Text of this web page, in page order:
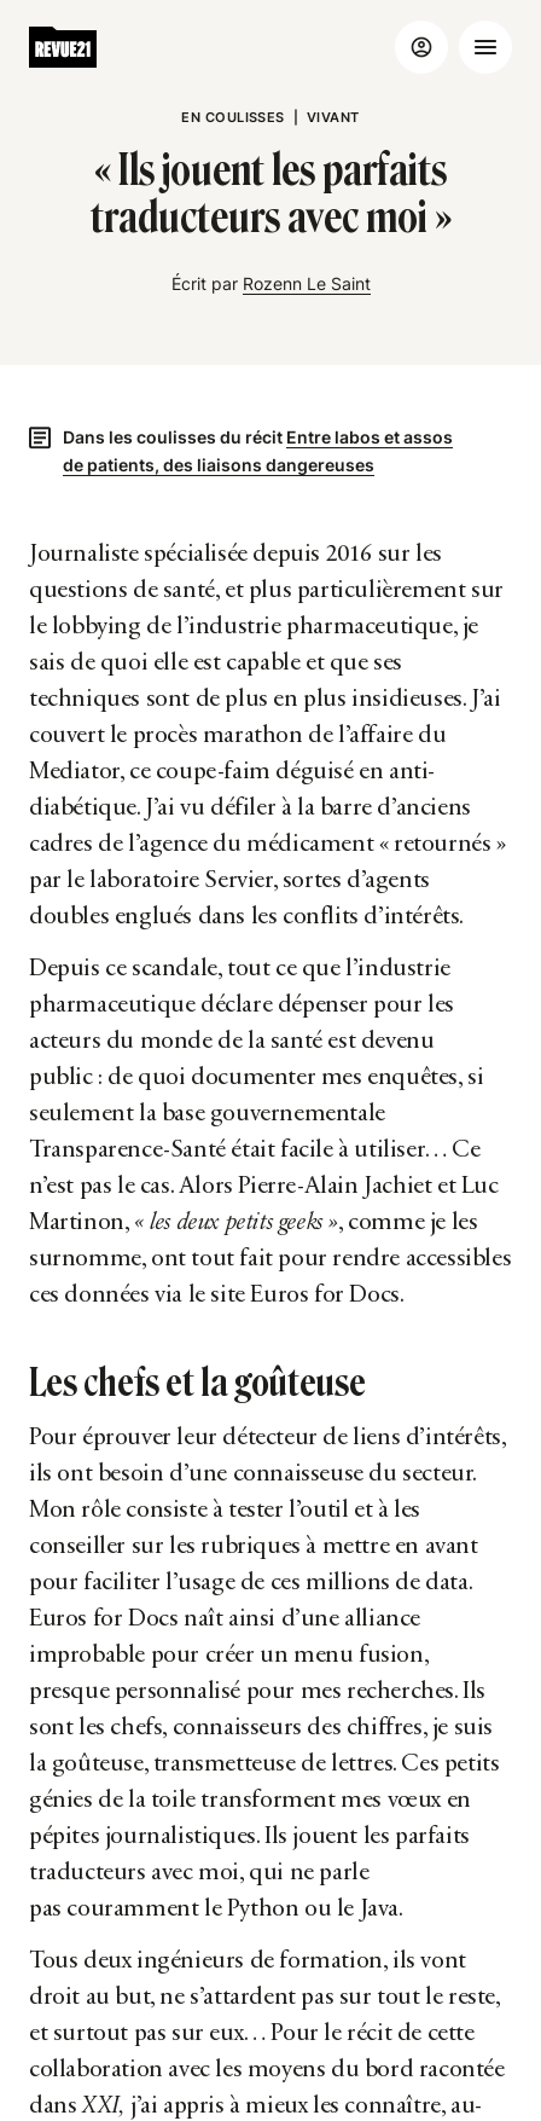
EN COULISSES VIVANT
« Ils jouent les parfaits
traducteurs avec moi »
Écrit par Rozenn Le Saint
Dans les coulisses du récit Entre labos et assos
de patients, des liaisons dangereuses
Journaliste spécialisée depuis 2016 sur les
questions de santé, et plus particulièrement sur
le lobbying de l’industrie pharmaceutique, je
sais de quoi elle est capable et que ses
techniques sont de plus en plus insidieuses. J’ai
couvert le procès marathon de l’affaire du
Mediator, ce coupe-faim déguisé en anti-
diabétique. J’ai vu défiler à la barre d’anciens
cadres de l’agence du médicament « retournés »
par le laboratoire Servier, sortes d’agents
doubles englués dans les conflits d’intérêts.
Depuis ce scandale, tout ce que l’industrie
pharmaceutique déclare dépenser pour les
acteurs du monde de la santé est devenu
public : de quoi documenter mes enquêtes, si
seulement la base gouvernementale
Transparence-Santé était facile à utiliser… Ce
n’est pas le cas. Alors Pierre-Alain Jachiet et Luc
Martinon, « les deux petits geeks », comme je les
surnomme, ont tout fait pour rendre accessibles
ces données via le site Euros for Docs.
Les chefs et la goûteuse
Pour éprouver leur détecteur de liens d’intérêts,
ils ont besoin d’une connaisseuse du secteur.
Mon rôle consiste à tester l’outil et à les
conseiller sur les rubriques à mettre en avant
pour faciliter l’usage de ces millions de data.
Euros for Docs naît ainsi d’une alliance
improbable pour créer un menu fusion,
presque personnalisé pour mes recherches. Ils
sont les chefs, connaisseurs des chiffres, je suis
la goûteuse, transmetteuse de lettres. Ces petits
génies de la toile transforment mes vœux en
pépites journalistiques. Ils jouent les parfaits
traducteurs avec moi, qui ne parle
pas couramment le Python ou le Java.
Tous deux ingénieurs de formation, ils vont
droit au but, ne s’attardent pas sur tout le reste,
et surtout pas sur eux… Pour le récit de cette
collaboration avec les moyens du bord racontée
dansXXI, j’ai appris à mieux les connaître, au-